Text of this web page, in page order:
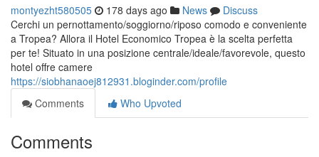
montyezht580505 178 days ago News
Discuss
Cerchi un pernottamento/soggiorno/riposo comodo e conveniente
a Tropea? Allora il Hotel Economico Tropea è la scelta perfetta
per te! Situato in una posizione centrale/ideale/favorevole, questo
hotel offre camere
https://siobhanaoej812931.bloginder.com/profile
Comments
Who Upvoted
Comments